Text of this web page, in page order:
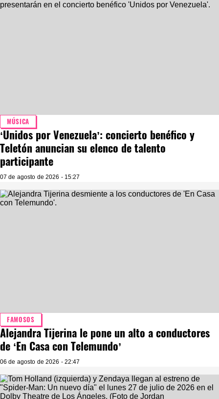
MÚSICA
‘Unidos por Venezuela’: concierto benéfico y
Teletón anuncian su elenco de talento
participante
FAMOSOS
Alejandra Tijerina le pone un alto a conductores
de ‘En Casa con Telemundo’